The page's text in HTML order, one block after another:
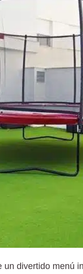
un divertido menú